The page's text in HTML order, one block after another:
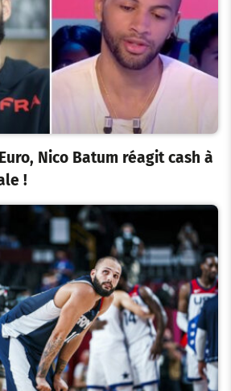
Nico Batum réagit cash à
!